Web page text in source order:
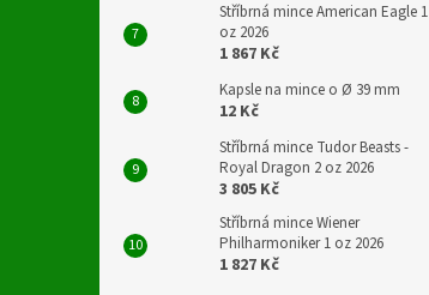
Stříbrná mince American Eagle 1
oz 2026
1 867 Kč
Kapsle na mince o Ø 39 mm
12 Kč
Stříbrná mince Tudor Beasts -
Royal Dragon 2 oz 2026
3 805 Kč
Stříbrná mince Wiener
Philharmoniker 1 oz 2026
1 827 Kč